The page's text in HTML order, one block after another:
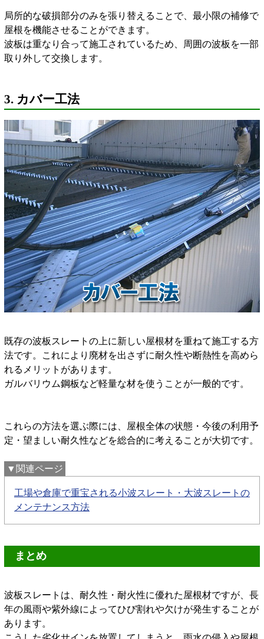
局所的な破損部分のみを張り替えることで、最小限の補修で
屋根を機能させることができます。
波板は重なり合って施工されているため、周囲の波板を一部
取り外して交換します。
3. カバー工法
既存の波板スレートの上に新しい屋根材を重ねて施工する方
法です。これにより廃材を出さずに耐久性や断熱性を高めら
れるメリットがあります。
ガルバリウム鋼板など軽量な材を使うことが一般的です。
これらの方法を選ぶ際には、屋根全体の状態・今後の利用予
定・望ましい耐久性などを総合的に考えることが大切です。
▼関連ページ
工場や倉庫で重宝される小波スレート・大波スレートの
メンテナンス方法
まとめ
波板スレートは、耐久性・耐火性に優れた屋根材ですが、長
年の風雨や紫外線によってひび割れや欠けが発生することが
あります。